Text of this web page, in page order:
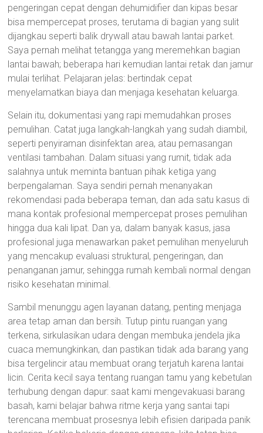
pengeringan cepat dengan dehumidifier dan kipas besar
bisa mempercepat proses, terutama di bagian yang sulit
dijangkau seperti balik drywall atau bawah lantai parket.
Saya pernah melihat tetangga yang meremehkan bagian
lantai bawah; beberapa hari kemudian lantai retak dan jamur
mulai terlihat. Pelajaran jelas: bertindak cepat
menyelamatkan biaya dan menjaga kesehatan keluarga.
Selain itu, dokumentasi yang rapi memudahkan proses
pemulihan. Catat juga langkah-langkah yang sudah diambil,
seperti penyiraman disinfektan area, atau pemasangan
ventilasi tambahan. Dalam situasi yang rumit, tidak ada
salahnya untuk meminta bantuan pihak ketiga yang
berpengalaman. Saya sendiri pernah menanyakan
rekomendasi pada beberapa teman, dan ada satu kasus di
mana kontak profesional mempercepat proses pemulihan
hingga dua kali lipat. Dan ya, dalam banyak kasus, jasa
profesional juga menawarkan paket pemulihan menyeluruh
yang mencakup evaluasi struktural, pengeringan, dan
penanganan jamur, sehingga rumah kembali normal dengan
risiko kesehatan minimal.
Sambil menunggu agen layanan datang, penting menjaga
area tetap aman dan bersih. Tutup pintu ruangan yang
terkena, sirkulasikan udara dengan membuka jendela jika
cuaca memungkinkan, dan pastikan tidak ada barang yang
bisa tergelincir atau membuat orang terjatuh karena lantai
licin. Cerita kecil saya tentang ruangan tamu yang kebetulan
terhubung dengan dapur: saat kami mengevakuasi barang
basah, kami belajar bahwa ritme kerja yang santai tapi
terencana membuat prosesnya lebih efisien daripada panik